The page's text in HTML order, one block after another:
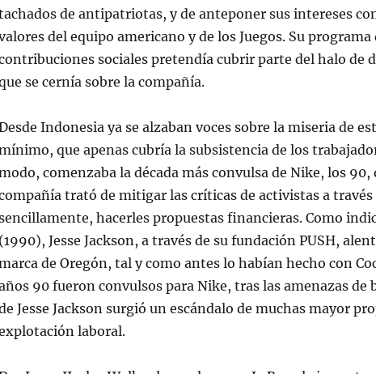
de antipatriotas, y de anteponer sus intereses
del equipo americano y de los Juegos. Su programa
sociales pretendía cubrir parte del halo de
se cernía sobre la compañía.
Indonesia ya se alzaban voces sobre la miseria de
que apenas cubría la subsistencia de los
comenzaba la década más convulsa de Nike, los 90,
trató de mitigar las críticas de activistas a través
hacerles propuestas financieras. Como
(1990), Jesse Jackson, a través de su fundación PUSH,
de Oregón, tal y como antes lo habían hecho con
90 fueron convulsos para Nike, tras las amenazas de
Jesse Jackson surgió un escándalo de muchas mayor
laboral.